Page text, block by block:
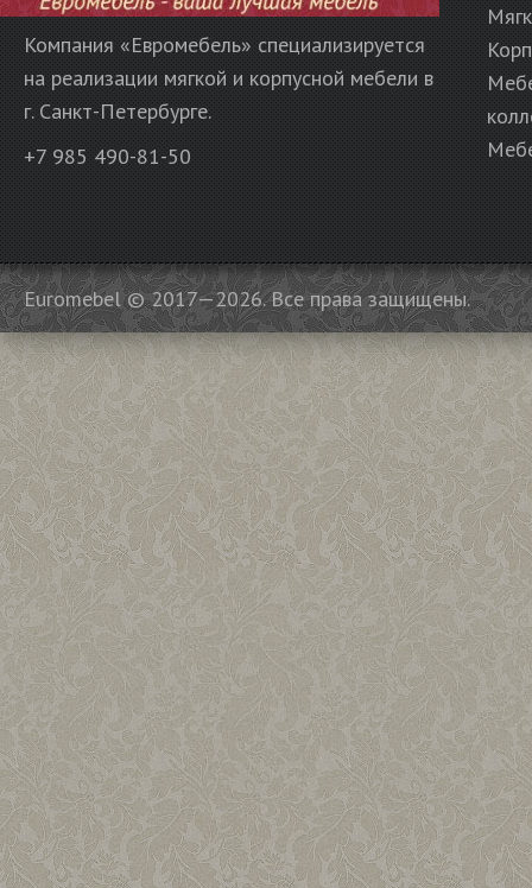
Компания «Евромебель» специализируется
на реализации мягкой и корпусной мебели в
г. Санкт-Петербурге.
+7 985 490-81-50
Euromebel © 2017—2026. Все права защищены.